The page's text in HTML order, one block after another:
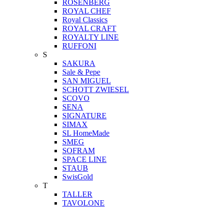
ROSENBERG
ROYAL CHEF
Royal Classics
ROYAL CRAFT
ROYALTY LINE
RUFFONI
S
SAKURA
Sale & Pepe
SAN MIGUEL
SCHOTT ZWIESEL
SCOVO
SENA
SIGNATURE
SIMAX
SL HomeMade
SMEG
SOFRAM
SPACE LINE
STAUB
SwisGold
T
TALLER
TAVOLONE